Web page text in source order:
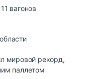
вагонов
мировой рекорд,
паллетом